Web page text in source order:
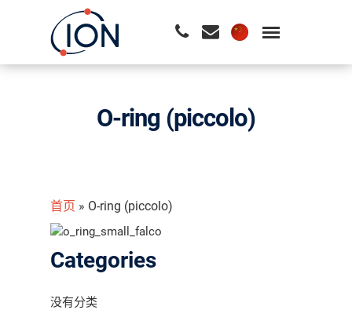
O-ring (piccolo)
首页 » O-ring (piccolo)
Categories
没有分类